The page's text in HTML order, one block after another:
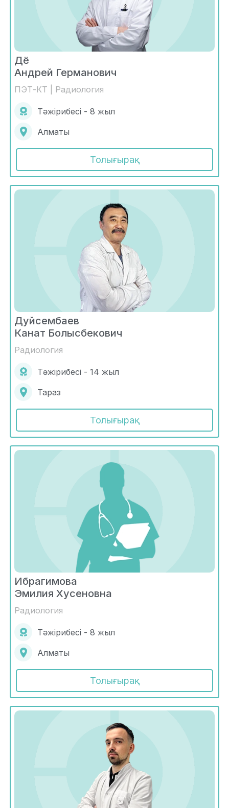
Дё
Андрей Германович
ПЭТ-КТ | Радиология
Тәжірибесі - 8 жыл
Алматы
Толығырақ
Дуйсембаев
Канат Болысбекович
Радиология
Тәжірибесі - 14 жыл
Тараз
Толығырақ
Ибрагимова
Эмилия Хусеновна
Радиология
Тәжірибесі - 8 жыл
Алматы
Толығырақ